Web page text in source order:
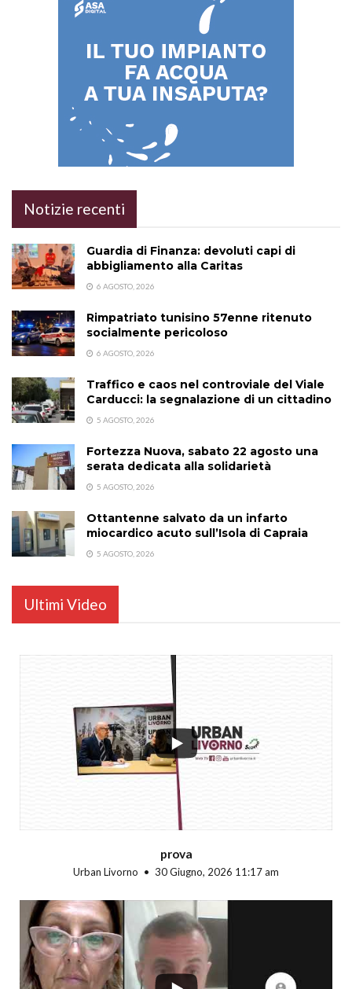
Notizie recenti
Guardia di Finanza: devoluti capi di
abbigliamento alla Caritas
6 AGOSTO, 2026
Rimpatriato tunisino 57enne ritenuto
socialmente pericoloso
6 AGOSTO, 2026
Traffico e caos nel controviale del Viale
Carducci: la segnalazione di un cittadino
5 AGOSTO, 2026
Fortezza Nuova, sabato 22 agosto una
serata dedicata alla solidarietà
5 AGOSTO, 2026
Ottantenne salvato da un infarto
miocardico acuto sull’Isola di Capraia
5 AGOSTO, 2026
Ultimi Video
prova
Urban Livorno 30 Giugno, 2026 11:17 am